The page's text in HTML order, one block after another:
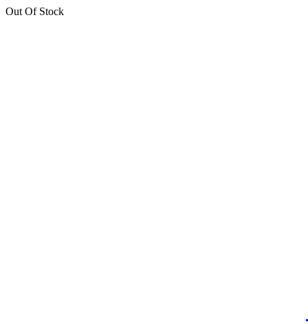
Out Of Stock